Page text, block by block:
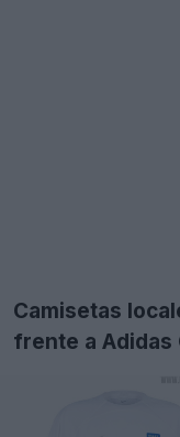
Camisetas
frente a Adidas